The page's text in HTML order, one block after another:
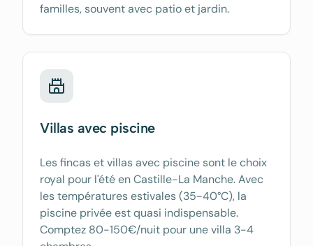
familles, souvent avec patio et jardin.
Villas avec piscine
Les fincas et villas avec piscine sont le choix
royal pour l'été en Castille-La Manche. Avec
les températures estivales (35-40°C), la
piscine privée est quasi indispensable.
Comptez 80-150€/nuit pour une villa 3-4